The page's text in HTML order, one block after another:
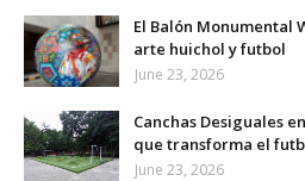
El Balón Monumental
arte huichol y futbol
June 23, 2026
Canchas Desiguales
que transforma el
June 23, 2026